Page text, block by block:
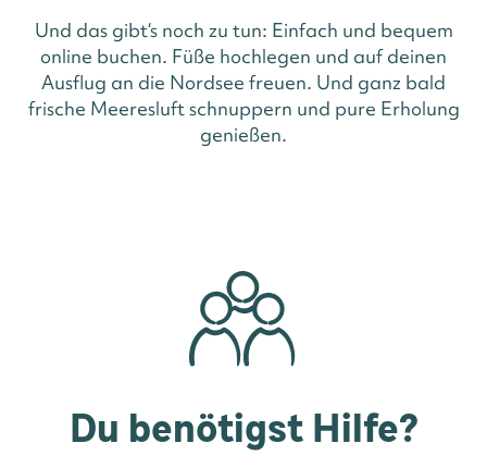
Und das gibt‘s noch zu tun: Einfach und bequem
online buchen. Füße hochlegen und auf deinen
Ausflug an die Nordsee freuen. Und ganz bald
frische Meeresluft schnuppern und pure Erholung
genießen.
Du benötigst Hilfe?